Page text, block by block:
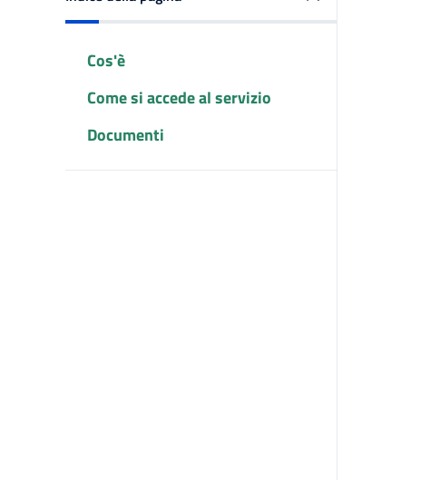
Cos'è
Come si accede al servizio
Documenti